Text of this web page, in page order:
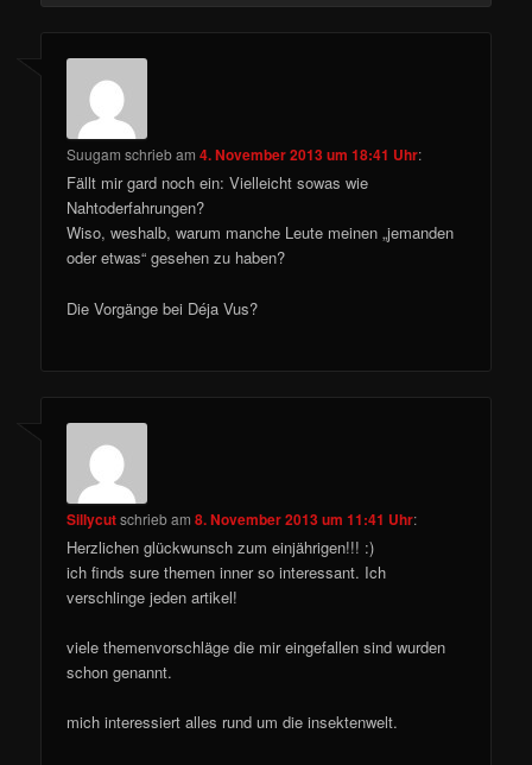
Suugam schriebam4. November 2013 um 18:41 Uhr:
Fällt mir gard noch ein: Vielleicht sowas wie
Nahtoderfahrungen?
Wiso, weshalb, warum manche Leute meinen „jemanden
oder etwas“ gesehen zu haben?
Die Vorgänge bei Déja Vus?
Sillycutschriebam8. November 2013 um 11:41 Uhr:
Herzlichen glückwunsch zum einjährigen!!! :)
ich finds sure themen inner so interessant. Ich
verschlinge jeden artikel!
viele themenvorschläge die mir eingefallen sind wurden
schon genannt.
mich interessiert alles rund um die insektenwelt.